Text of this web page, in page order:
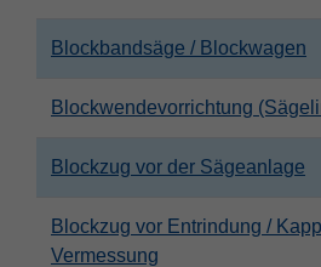
Blockbandsäge / Blockwagen
Blockwendevorrichtung
Blockzug vor der Sägeanlage
Blockzug vor Entrindung /
Vermessung